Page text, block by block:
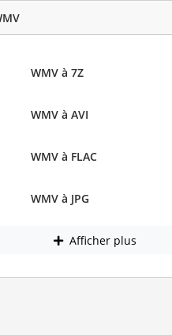
WMV à 7Z
WMV à AVI
WMV à FLAC
WMV à JPG
Afficher plus